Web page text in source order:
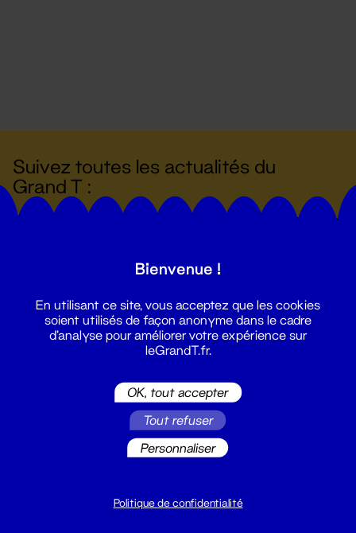
Suivez toutes les actualités du
Grand T :
billetterie@leGrandT.fr
Du lundi au vendredi 14h → 18h
Bienvenue !
En utilisant ce site, vous acceptez que les cookies
soient utilisés de façon anonyme dans le cadre
d'analyse pour améliorer votre expérience sur
leGrandT.fr.
OK, tout accepter
Tout refuser
Personnaliser
Politique de confidentialité